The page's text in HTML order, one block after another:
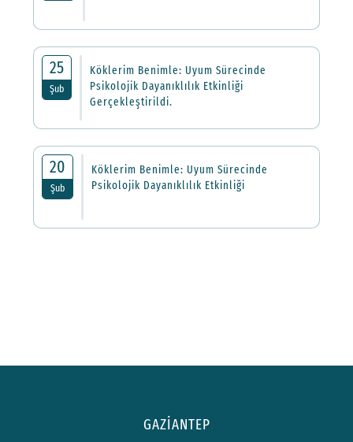
25
Şub
Köklerim Benimle: Uyum Sürecinde
Psikolojik Dayanıklılık Etkinliği
Gerçekleştirildi.
20
Şub
Köklerim Benimle: Uyum Sürecinde
Psikolojik Dayanıklılık Etkinliği
GAZİANTEP